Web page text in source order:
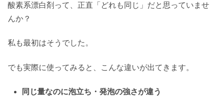
酸素系漂白剤って、正直「どれも同じ」だと思っていませ
んか？
私も最初はそうでした。
でも実際に使ってみると、こんな違いが出てきます。
同じ量なのに泡立ち・発泡の強さが違う